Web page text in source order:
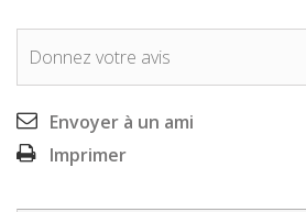
Donnez votre avis
Envoyer à un ami
Imprimer